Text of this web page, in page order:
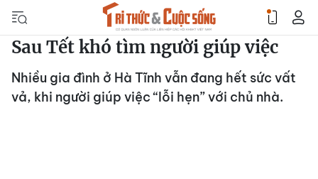
Sau Tết khó tìm người giúp việc
Nhiều gia đình ở Hà Tĩnh vẫn đang hết sức vất
vả, khi người giúp việc “lỗi hẹn” với chủ nhà.